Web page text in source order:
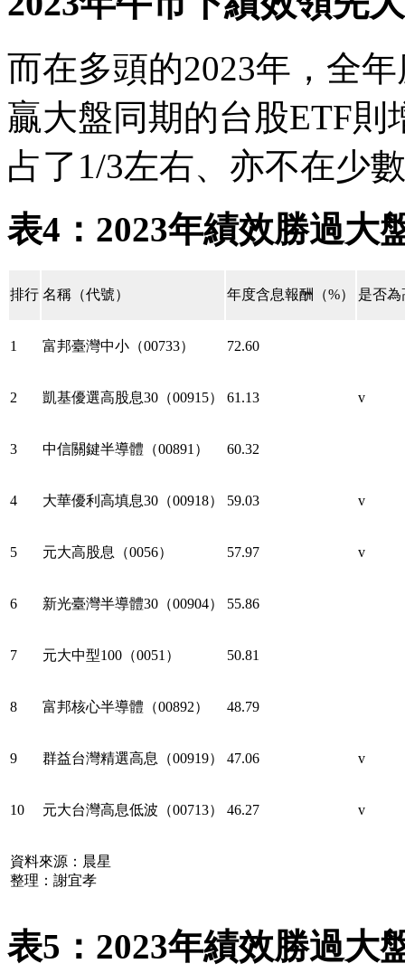
而在多頭的2023年，全
贏大盤同期的台股ETF則
占了1/3左右、亦不在少
表4：2023年績效勝過大
排行 名稱（代號） 年度含息報酬（%） 是否為
1 富邦臺灣中小（00733） 72.60
2 凱基優選高股息30（00915） 61.13 v
3 中信關鍵半導體（00891） 60.32
4 大華優利高填息30（00918） 59.03 v
5 元大高股息（0056） 57.97 v
6 新光臺灣半導體30（00904） 55.86
7 元大中型100（0051） 50.81
8 富邦核心半導體（00892） 48.79
9 群益台灣精選高息（00919） 47.06 v
10 元大台灣高息低波（00713） 46.27 v
資料來源：晨星
整理：謝宜孝
表5：2023年績效勝過大